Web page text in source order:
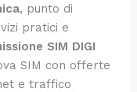
, punto di
pratici e
SIM DIGI
SIM con offerte
e traffico